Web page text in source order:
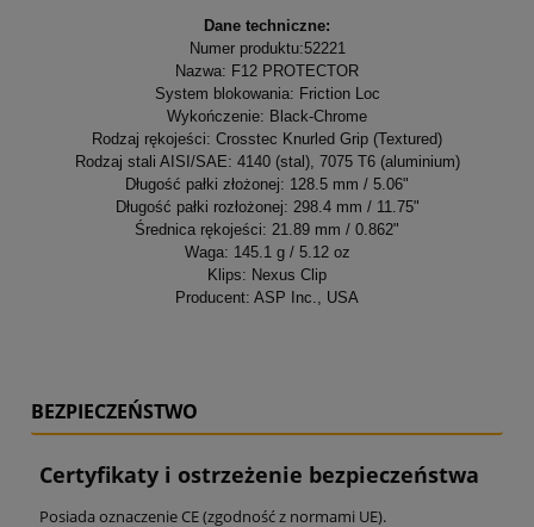
Dane techniczne:
Numer produktu:52221
Nazwa: F12 PROTECTOR
System blokowania: Friction Loc
Wykończenie: Black-Chrome
Rodzaj rękojeści: Crosstec Knurled Grip (Textured)
Rodzaj stali AISI/SAE: 4140 (stal), 7075 T6 (aluminium)
Długość pałki złożonej: 128.5 mm / 5.06"
Długość pałki rozłożonej: 298.4 mm / 11.75"
Średnica rękojeści: 21.89 mm / 0.862"
Waga: 145.1 g / 5.12 oz
Klips: Nexus Clip
Producent: ASP Inc., USA
BEZPIECZEŃSTWO
Certyfikaty i ostrzeżenie bezpieczeństwa
Posiada oznaczenie CE (zgodność z normami UE).